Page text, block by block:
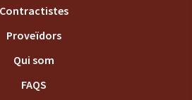
Contractistes
Proveïdors
Qui som
FAQS